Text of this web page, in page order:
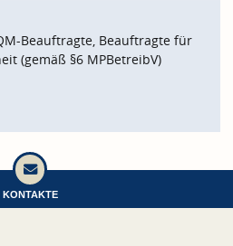
Beauftragte, Beauftragte für
(gemäß §6 MPBetreibV)
KONTAKTE